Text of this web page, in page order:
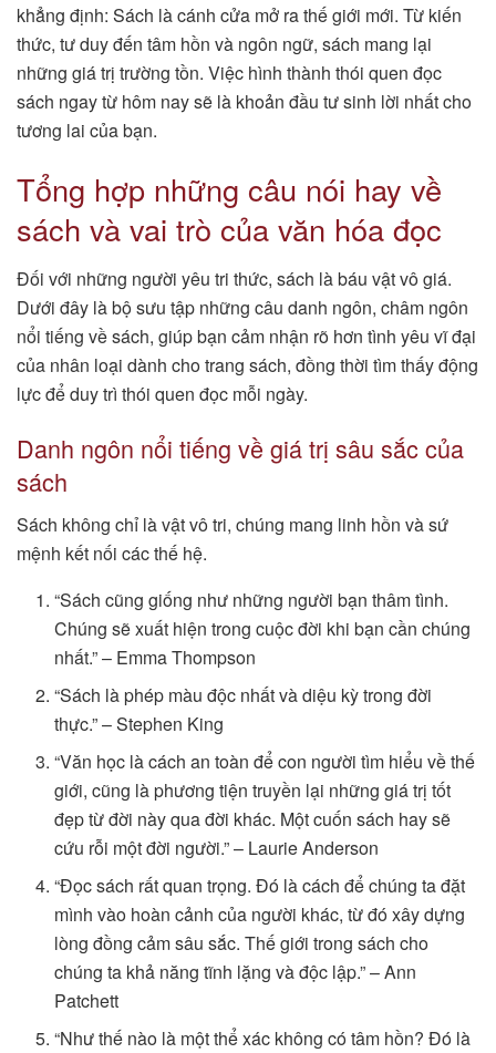
khẳng định: Sách là cánh cửa mở ra thế giới mới. Từ kiến
thức, tư duy đến tâm hồn và ngôn ngữ, sách mang lại
những giá trị trường tồn. Việc hình thành thói quen đọc
sách ngay từ hôm nay sẽ là khoản đầu tư sinh lời nhất cho
tương lai của bạn.
Tổng hợp những câu nói hay về
sách và vai trò của văn hóa đọc
Đối với những người yêu tri thức, sách là báu vật vô giá.
Dưới đây là bộ sưu tập những câu danh ngôn, châm ngôn
nổi tiếng về sách, giúp bạn cảm nhận rõ hơn tình yêu vĩ đại
của nhân loại dành cho trang sách, đồng thời tìm thấy động
lực để duy trì thói quen đọc mỗi ngày.
Danh ngôn nổi tiếng về giá trị sâu sắc của
sách
Sách không chỉ là vật vô tri, chúng mang linh hồn và sứ
mệnh kết nối các thế hệ.
“Sách cũng giống như những người bạn thâm tình.
Chúng sẽ xuất hiện trong cuộc đời khi bạn cần chúng
nhất.” – Emma Thompson
“Sách là phép màu độc nhất và diệu kỳ trong đời
thực.” – Stephen King
“Văn học là cách an toàn để con người tìm hiểu về thế
giới, cũng là phương tiện truyền lại những giá trị tốt
đẹp từ đời này qua đời khác. Một cuốn sách hay sẽ
cứu rỗi một đời người.” – Laurie Anderson
“Đọc sách rất quan trọng. Đó là cách để chúng ta đặt
mình vào hoàn cảnh của người khác, từ đó xây dựng
lòng đồng cảm sâu sắc. Thế giới trong sách cho
chúng ta khả năng tĩnh lặng và độc lập.” – Ann
Patchett
“Như thế nào là một thể xác không có tâm hồn? Đó là